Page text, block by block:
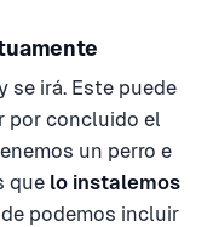
se irá. Este puede
por concluido el
un perro e
que lo instalemos
podemos incluir